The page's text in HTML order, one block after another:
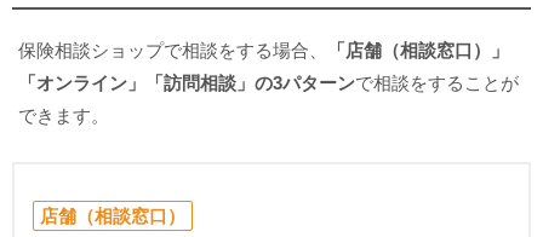
保険相談ショップで相談をする場合、
「店舗（相談窓口）」
「オンライン」「訪問相談」の3パターンで相談をすることが
できます。
店舗（相談窓口）